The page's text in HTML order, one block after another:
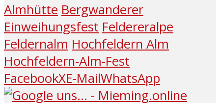
Almhütte Bergwanderer
Einweihungsfest Feldereralpe
Feldernalm Hochfeldern Alm
Hochfeldern-Alm-Fest
FacebookXE-MailWhatsApp